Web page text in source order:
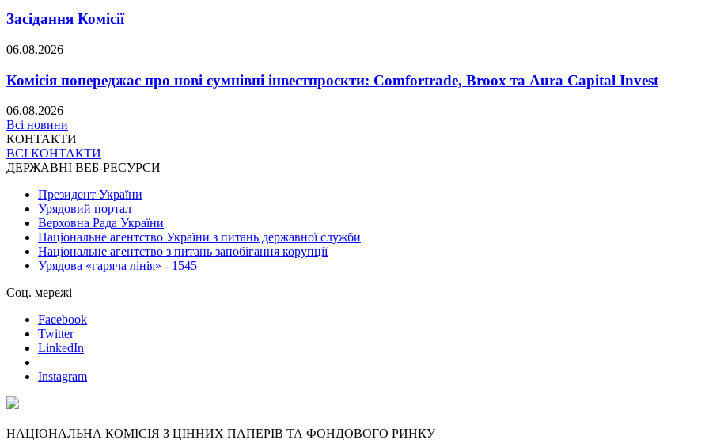
Засідання Комісії
06.08.2026
Комісія попереджає про нові сумнівні інвестпроєкти: Comfortrade, Broox та Aura Capital Invest
06.08.2026
Всі новини
КОНТАКТИ
ВСІ КОНТАКТИ
ДЕРЖАВНІ ВЕБ-РЕСУРСИ
Президент України
Урядовий портал
Верховна Рада України
Національне агентство України з питань державної служби
Національне агентство з питань запобігання корупції
Урядова «гаряча лінія» - 1545
Соц. мережі
Facebook
Twitter
LinkedIn
Instagram
НАЦІОНАЛЬНА КОМІСІЯ З ЦІННИХ ПАПЕРІВ ТА ФОНДОВОГО РИНКУ